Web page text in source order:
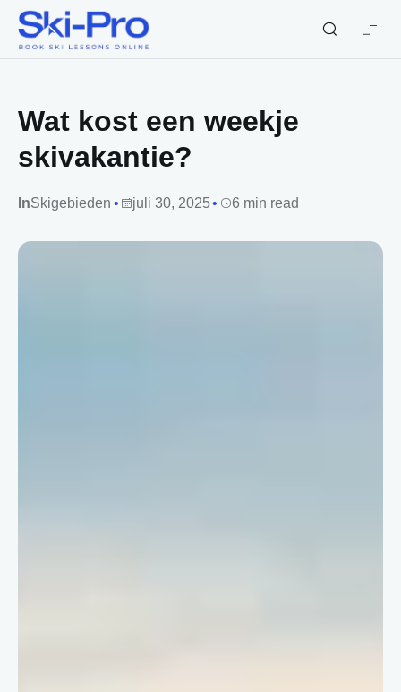
Ski-
Pro
Wat kost een weekje
skivakantie?
InSkigebieden juli 30, 2025 6 min read